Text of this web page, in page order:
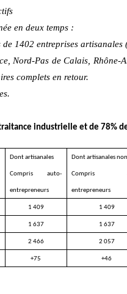
en deux temps :
1402 entreprises
Nord-Pas de Calais,
complets en retour.
industrielle et de 78%
Dont artisanales
Compris auto-
entrepreneurs
Dont artisanales non
Compris
entrepreneurs
1 409 1 409
1 637 1 637
2 466 2 057
+75 +46